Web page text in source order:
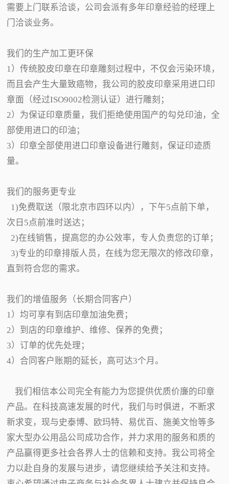
需要上门联系洽谈，公司会派有多年印章经验的经理上
门洽谈业务。
我们的生产加工更环保
1）传统胶皮印章在印章雕刻过程中，不仅会污染环境，
而且会产生大量致癌物，我公司的胶皮印章采用进口印
章面（经过ISO9002检测认证）进行雕刻；
2）为保证印章质量，我们拒绝使用国产的勾兑印油，全
部使用进口的印油；
3）印章全部使用进口印章设备进行雕刻，保证印迹质
量。
我们的服务更专业
1)免费取送（限北京市四环以内），下午5点前下单，
次日5点前准时送达；
2)在线销售，提高您的办公效率，专人负责您的订单；
3)专业的印章排版人员，在线为您无限次的修改印章，
直到符合您的需求。
我们的增值服务（长期合同客户）
1）均可享有到店印章加油免费；
2）到店的印章维护、维修、保养的免费；
3）订单的优先处理；
4）合同客户账期的延长，高可达3个月。
我们相信本公司完全有能力为您提供优质价廉的印章
产品。在科技高速发展的时代，我们与时俱进，不断求
新求变，现与史泰博、欧玛特、易优百、施美文怡等多
家大型办公用品公司成功合作，并力求用的服务和质的
产品赢得更多社会各界人士的信赖和支持。我公司将全
力以赴自身的发展与进步，请您继续给予关注和支持。